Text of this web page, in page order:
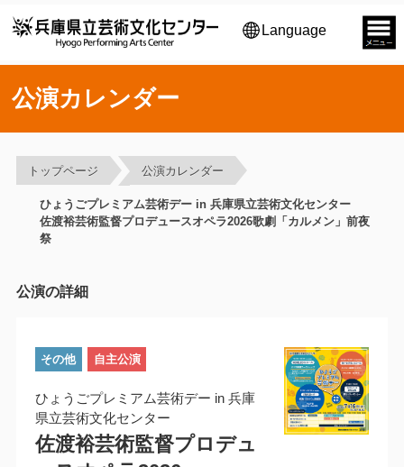
Language
公演カレンダー
トップページ 公演カレンダー
ひょうごプレミアム芸術デー in 兵庫県立芸術文化センター
佐渡裕芸術監督プロデュースオペラ2026歌劇「カルメン」前夜
祭
公演の詳細
その他 自主公演
ひょうごプレミアム芸術デー in 兵庫
県立芸術文化センター
佐渡裕芸術監督プロデュ